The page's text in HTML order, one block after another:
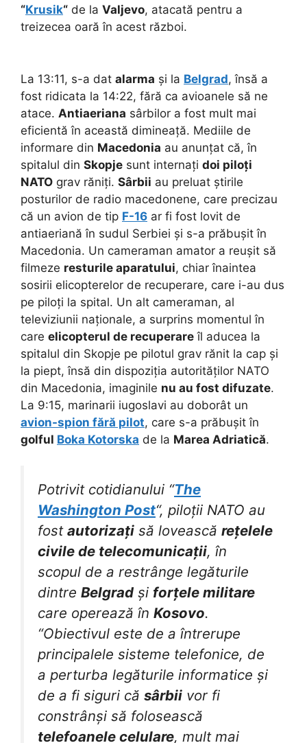
“Krusik“ de la Valjevo, atacată pentru a
treizecea oară în acest război.
La 13:11, s-a dat alarma și la Belgrad, însă a
fost ridicata la 14:22, fără ca avioanele să ne
atace. Antiaeriana sârbilor a fost mult mai
eficientă în această dimineață. Mediile de
informare din Macedonia au anunțat că, în
spitalul din Skopje sunt internați doi piloți
NATO grav răniți. Sârbii au preluat știrile
posturilor de radio macedonene, care precizau
că un avion de tip F-16 ar fi fost lovit de
antiaeriană în sudul Serbiei și s-a prăbușit în
Macedonia. Un cameraman amator a reușit să
filmeze resturile aparatului, chiar înaintea
sosirii elicopterelor de recuperare, care i-au dus
pe piloți la spital. Un alt cameraman, al
televiziunii naționale, a surprins momentul în
care elicopterul de recuperare îl aducea la
spitalul din Skopje pe pilotul grav rănit la cap și
la piept, însă din dispoziția autorităților NATO
din Macedonia, imaginile nu au fost difuzate.
La 9:15, marinarii iugoslavi au doborât un
avion-spion fără pilot, care s-a prăbușit în
golful Boka Kotorska de la Marea Adriatică.
Potrivit cotidianului “The
Washington Post“, piloții NATO au
fost autorizați să lovească rețelele
civile de telecomunicații, în
scopul de a restrânge legăturile
dintre Belgradși forțele militare
care operează în Kosovo.
“Obiectivul este de a întrerupe
principalele sisteme telefonice, de
a perturba legăturile informatice și
de a fi siguri că sârbii vor fi
constrânși să folosească
telefoanele celulare, mult mai